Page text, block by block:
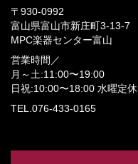
〒930-0992
富山県富山市新庄町3-13-7
MPC楽器センター富山
営業時間／
月～土:11:00〜19:00
日祝:10:00〜18:00 水曜定休
TEL.076-433-0165